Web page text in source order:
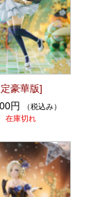
豪華版]
円
（税込み）
在庫切れ